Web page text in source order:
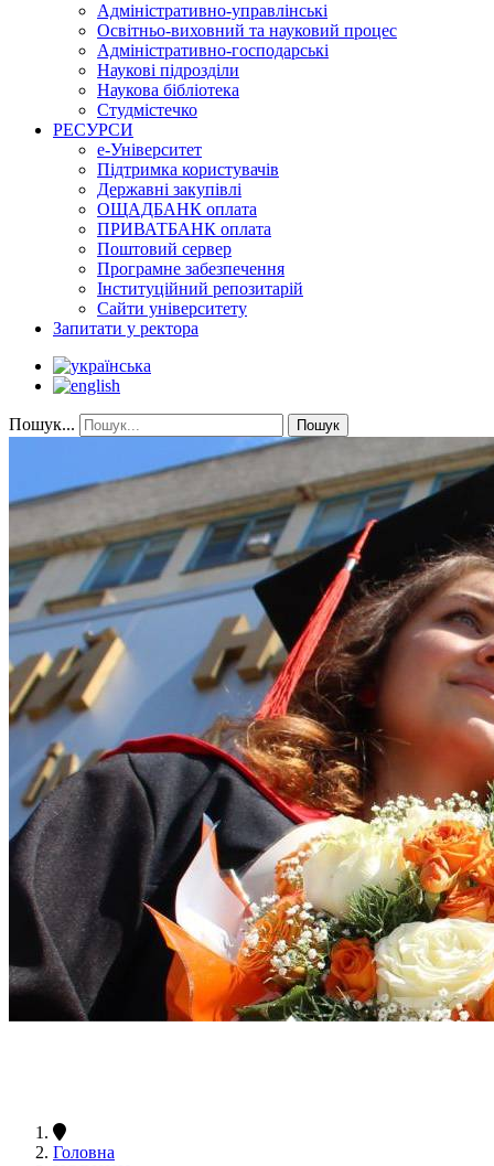
Адміністративно-управлінські
Освітньо-виховний та науковий процес
Адміністративно-господарські
Наукові підрозділи
Наукова бібліотека
Студмістечко
РЕСУРСИ
е-Університет
Підтримка користувачів
Державні закупівлі
ОЩАДБАНК оплата
ПРИВАТБАНК оплата
Поштовий сервер
Програмне забезпечення
Інституційний репозитарій
Сайти університету
Запитати у ректора
Пошук... Пошук
Головна